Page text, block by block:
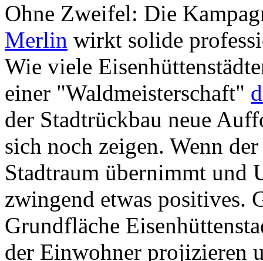
Ohne Zweifel: Die
Merlin wirkt solide
Wie viele
einer "Waldmeisterschaft"
der Stadtrückbau neue
sich noch zeigen. Wenn
Stadtraum übernimmt und
zwingend etwas positives.
Grundfläche
der Einwohner projizieren